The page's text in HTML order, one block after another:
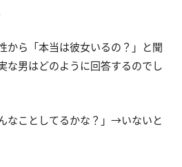
から「本当は彼女いるの？」と聞
な男はどのように回答するのでし
なことしてるかな？」→いないと